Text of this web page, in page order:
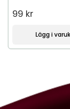
99 kr
Lägg i